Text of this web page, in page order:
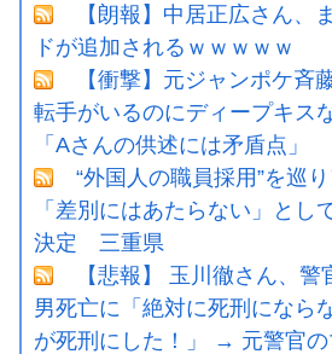
【朗報】中居正広さん、
ドが追加されるｗｗｗｗｗ
【衝撃】元ジャンポケ斉
転手がいるのにディープキス
「Aさんの供述には矛盾点」
“外国人の職員採用”を巡
「差別にはあたらない」とし
決定 三重県
【悲報】 玉川徹さん、
男死亡に「絶対に死刑になら
が死刑にした！」 → 元警官の